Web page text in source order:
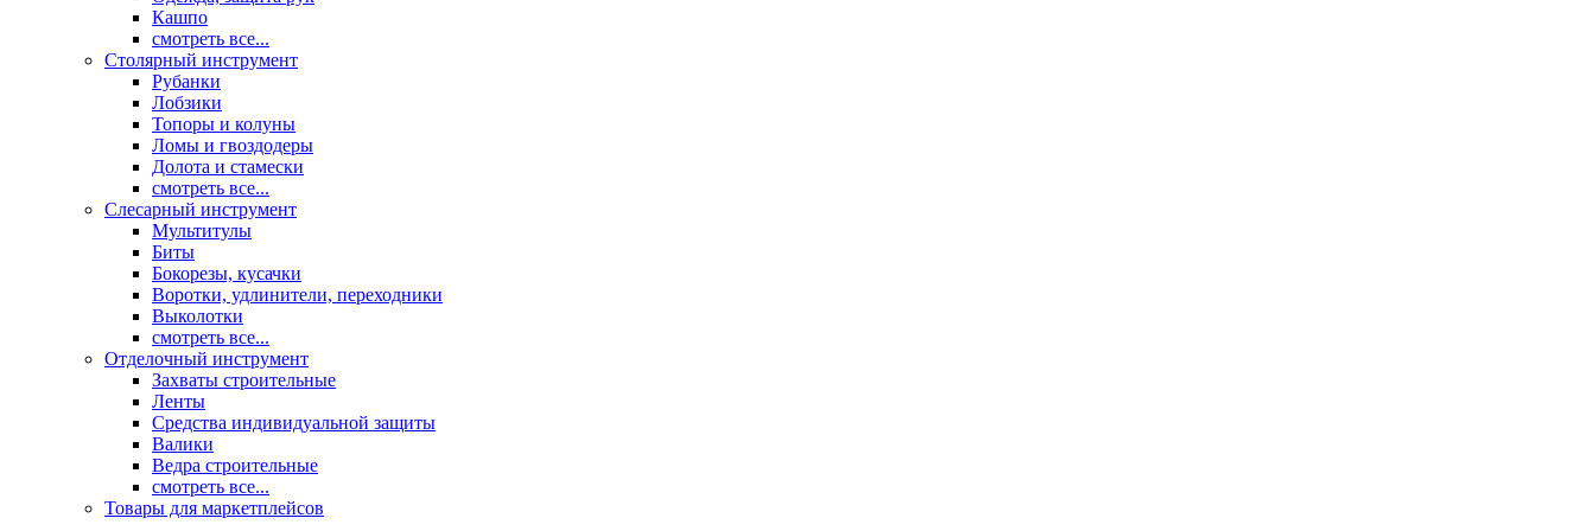
Кашпо
смотреть все...
Столярный инструмент
Рубанки
Лобзики
Топоры и колуны
Ломы и гвоздодеры
Долота и стамески
смотреть все...
Слесарный инструмент
Мультитулы
Биты
Бокорезы, кусачки
Воротки, удлинители, переходники
Выколотки
смотреть все...
Отделочный инструмент
Захваты строительные
Ленты
Средства индивидуальной защиты
Валики
Ведра строительные
смотреть все...
Товары для маркетплейсов